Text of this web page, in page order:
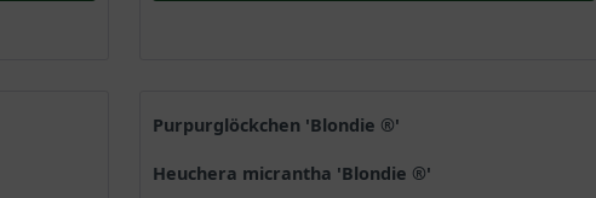
Purpurglöckchen 'Blondie ®'
Heuchera micrantha 'Blondie ®'